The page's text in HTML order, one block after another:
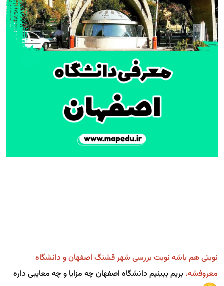
نوبتی هم باشه نوبت بررسی شهر قشنگ اصفهان و دانشگاه
معروفشه. بریم ببینیم دانشگاه اصفهان چه مزایا و چه معایبی داره